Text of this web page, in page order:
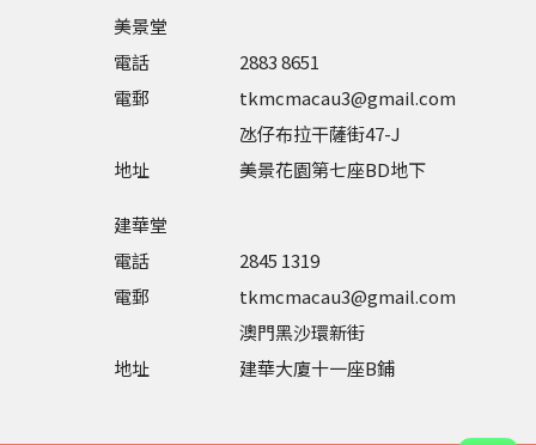
美景堂
電話
2883 8651
電郵
tkmcmacau3@gmail.com
地址
氹仔布拉干薩街47-J
美景花園第七座BD地下
建華堂
電話
2845 1319
電郵
tkmcmacau3@gmail.com
地址
澳門黑沙環新街
建華大廈十一座B鋪